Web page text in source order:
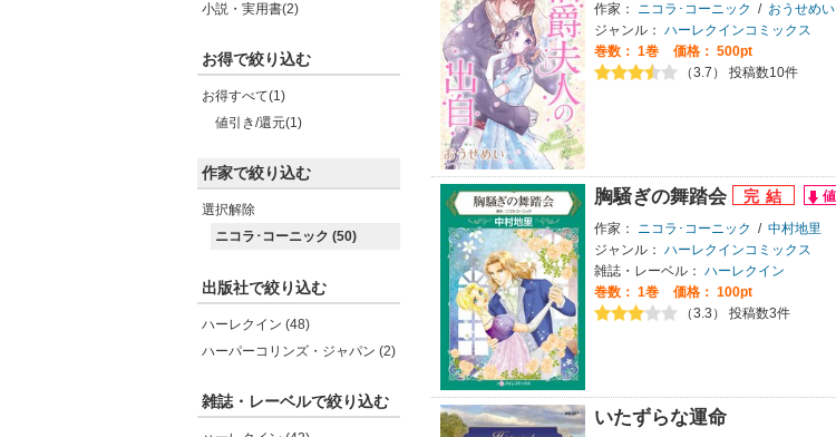
小説・実用書(2)
お得で絞り込む
お得すべて(1)
値引き/還元(1)
作家で絞り込む
選択解除
ニコラ･コーニック (50)
出版社で絞り込む
ハーレクイン (48)
ハーパーコリンズ・ジャパン (2)
雑誌・レーベルで絞り込む
作家： ニコラ･コーニック / おうせめい
ジャンル： ハーレクインコミックス
巻数： 1巻
価格： 500pt
（3.7） 投稿数10件
胸騒ぎの舞踏会
作家： ニコラ･コーニック / 中村地里
ジャンル： ハーレクインコミックス
雑誌・レーベル： ハーレクイン
巻数： 1巻
価格： 100pt
（3.3） 投稿数3件
いたずらな運命